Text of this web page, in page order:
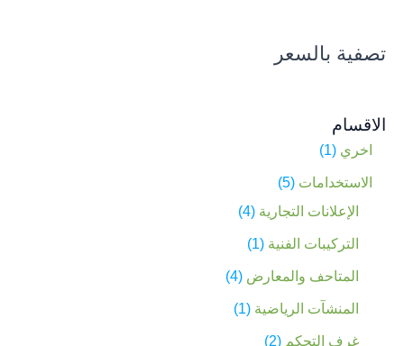
تصفية بالسعر
الاقسام
اخري 1
الاستخدامات 5
الإعلانات التجارية 4
التركيبات الفنية 1
المتاحف والمعارض 4
المنشآت الرياضية 1
غرف التحكم 2